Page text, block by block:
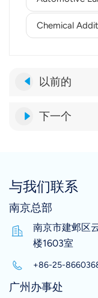
Chemical
以前的
下一个
与我们联系
南京总部
南京市建邺区
楼1603室
+86-25-
广州办事处